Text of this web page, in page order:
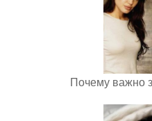
Почему важно